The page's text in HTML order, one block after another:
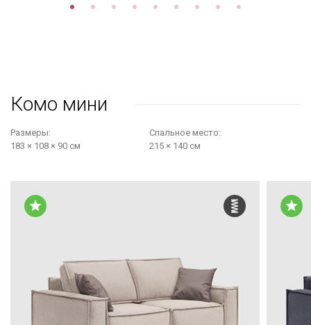
Комо мини
Размеры:
183 × 108 × 90 см
Cпальное место:
215 × 140 см